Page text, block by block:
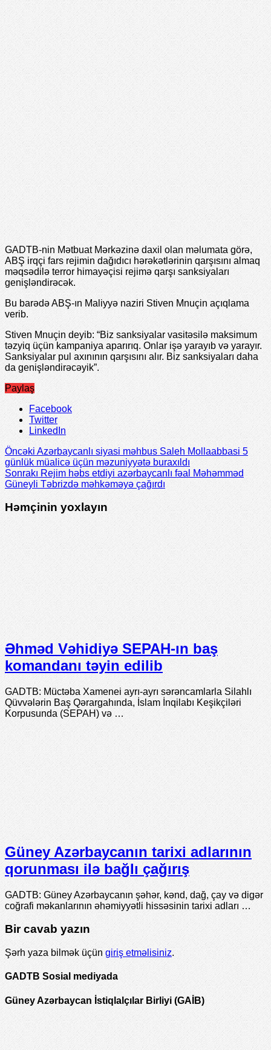
GADTB-nin Mətbuat Mərkəzinə daxil olan məlumata görə,
ABŞ irqçi fars rejimin dağıdıcı hərəkətlərinin qarşısını almaq
məqsədilə terror himayəçisi rejimə qarşı sanksiyaları
genişləndirəcək.
Bu barədə ABŞ-ın Maliyyə naziri Stiven Mnuçin açıqlama
verib.
Stiven Mnuçin deyib: “Biz sanksiyalar vasitəsilə maksimum
təzyiq üçün kampaniya aparırıq. Onlar işə yarayıb və yarayır.
Sanksiyalar pul axınının qarşısını alır. Biz sanksiyaları daha
da genişləndirəcəyik”.
Paylaş
Facebook
Twitter
LinkedIn
Öncəki Azərbaycanlı siyasi məhbus Saleh Mollaabbasi 5
günlük müalicə üçün məzuniyyətə buraxıldı
Sonrakı Rejim həbs etdiyi azərbaycanlı fəal Məhəmməd
Güneyli Təbrizdə məhkəməyə çağırdı
Həmçinin yoxlayın
Əhməd Vəhidiyə SEPAH-ın baş
komandanı təyin edilib
GADTB: Müctəba Xamenei ayrı-ayrı sərəncamlarla Silahlı
Qüvvələrin Baş Qərargahında, İslam İnqilabı Keşikçiləri
Korpusunda (SEPAH) və …
Güney Azərbaycanın tarixi adlarının
qorunması ilə bağlı çağırış
GADTB: Güney Azərbaycanın şəhər, kənd, dağ, çay və digər
coğrafi məkanlarının əhəmiyyətli hissəsinin tarixi adları …
Bir cavab yazın
Şərh yaza bilmək üçün giriş etməlisiniz.
GADTB Sosial mediyada
Güney Azərbaycan İstiqlalçılar Birliyi (GAİB)